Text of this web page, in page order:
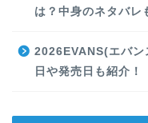
は？中身のネタバレ
2026EVANS(エバン
日や発売日も紹介！